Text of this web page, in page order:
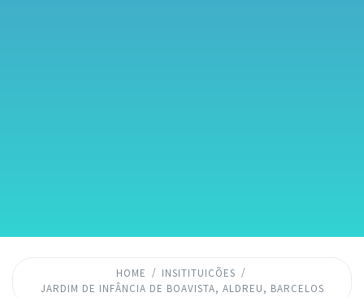
HOME
INSITITUICÕES
JARDIM DE INFÂNCIA DE BOAVISTA, ALDREU, BARCELOS